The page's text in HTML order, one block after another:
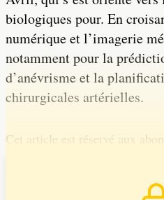
biologiques pour. En
numérique et l’imagerie
notamment pour la
d’anévrisme et la
chirurgicales artérielles.
Cet article est réservé aux